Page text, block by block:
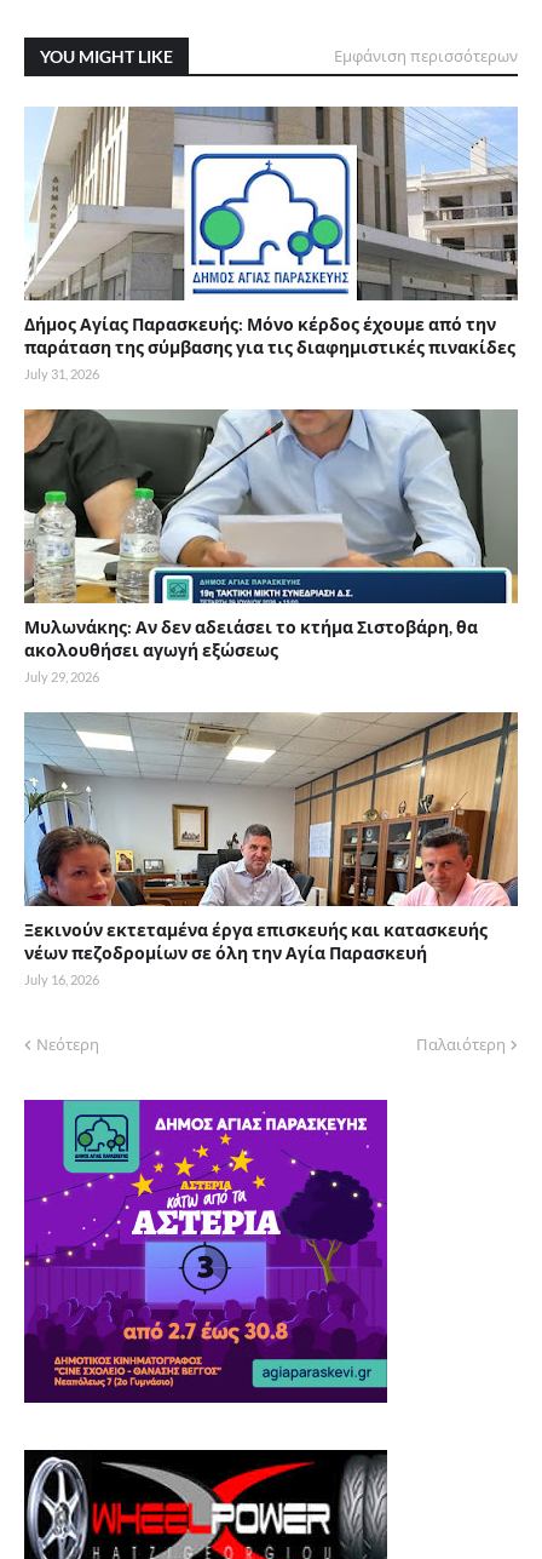
YOU MIGHT LIKE Εμφάνιση περισσότερων
Δήμος Αγίας Παρασκευής: Μόνο κέρδος έχουμε από την
παράταση της σύμβασης για τις διαφημιστικές πινακίδες
July 31, 2026
Μυλωνάκης: Αν δεν αδειάσει το κτήμα Σιστοβάρη, θα
ακολουθήσει αγωγή εξώσεως
July 29, 2026
Ξεκινούν εκτεταμένα έργα επισκευής και κατασκευής
νέων πεζοδρομίων σε όλη την Αγία Παρασκευή
July 16, 2026
Νεότερη Παλαιότερη